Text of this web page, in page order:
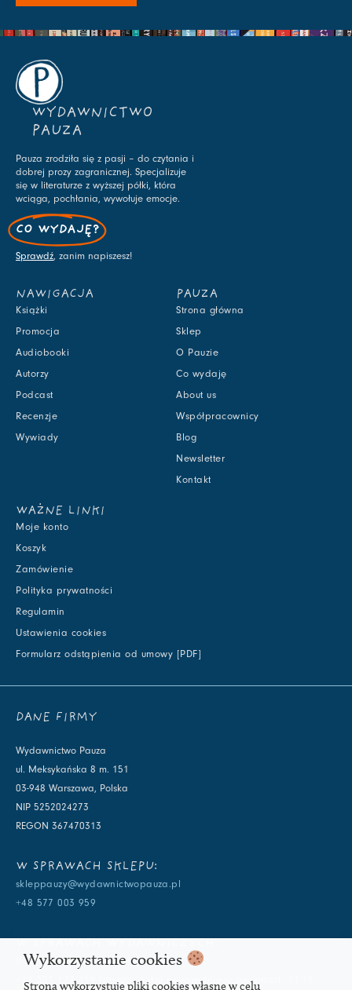
WYDAWNICTWO
PAUZA
Pauza zrodziła się z pasji – do czytania i
dobrej prozy zagranicznej. Specjalizuje
się w literaturze z wyższej półki, która
wciąga, pochłania, wywołuje emocje.
CO WYDAJĘ?
Sprawdź, zanim napiszesz!
NAWIGACJA
Książki
Promocja
Audiobooki
Autorzy
Podcast
Recenzje
Wywiady
PAUZA
Strona główna
Sklep
O Pauzie
Co wydaję
About us
Współpracownicy
Blog
Newsletter
Kontakt
WAŻNE LINKI
Moje konto
Koszyk
Zamówienie
Polityka prywatności
Regulamin
Ustawienia cookies
Formularz odstąpienia od umowy [PDF]
DANE FIRMY
Wydawnictwo Pauza
ul. Meksykańska 8 m. 151
03-948 Warszawa, Polska
NIP 5252024273
REGON 367470313
W SPRAWACH SKLEPU:
skleppauzy@wydawnictwopauza.pl
+48 577 003 959
info@wydawnictwopauza.pl
+48 501 177 119 (czynny w dni powszednie w godzinach 11-15,
Wykorzystanie cookies
Strona wykorzystuje pliki cookies własne w celu